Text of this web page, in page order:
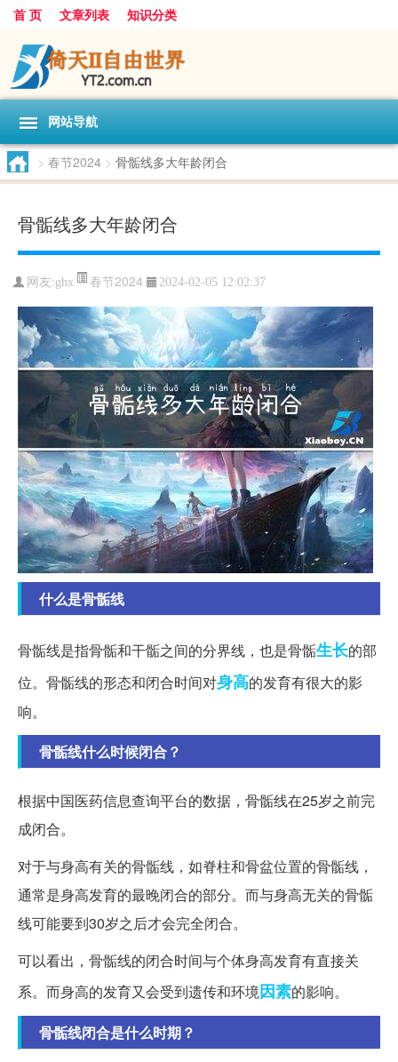
首 页 文章列表 知识分类
网站导航
> 春节2024 > 骨骺线多大年龄闭合
骨骺线多大年龄闭合
网友:ghx 春节2024 2024-02-05 12:02:37
什么是骨骺线
骨骺线是指骨骺和干骺之间的分界线，也是骨骺生长的部
位。骨骺线的形态和闭合时间对身高的发育有很大的影
响。
骨骺线什么时候闭合？
根据中国医药信息查询平台的数据，骨骺线在25岁之前完
成闭合。
对于与身高有关的骨骺线，如脊柱和骨盆位置的骨骺线，
通常是身高发育的最晚闭合的部分。而与身高无关的骨骺
线可能要到30岁之后才会完全闭合。
可以看出，骨骺线的闭合时间与个体身高发育有直接关
系。而身高的发育又会受到遗传和环境因素的影响。
骨骺线闭合是什么时期？